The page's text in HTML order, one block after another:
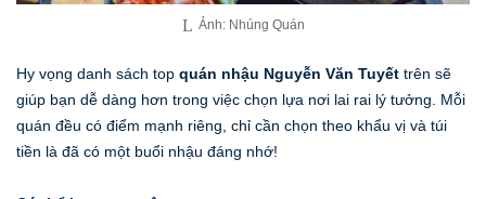
Ảnh: Nhúng Quán
Hy vọng danh sách top quán nhậu Nguyễn Văn Tuyết trên sẽ
giúp bạn dễ dàng hơn trong việc chọn lựa nơi lai rai lý tưởng. Mỗi
quán đều có điểm mạnh riêng, chỉ cần chọn theo khẩu vị và túi
tiền là đã có một buổi nhậu đáng nhớ!